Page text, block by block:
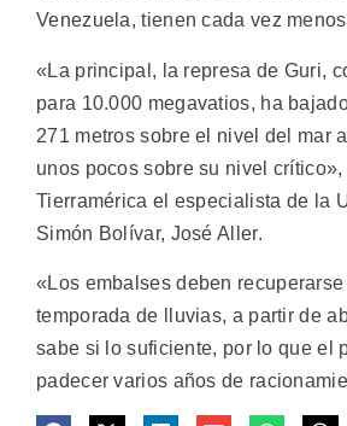
Venezuela, tienen cada vez
«La principal, la represa de Guri,
para 10.000 megavatios, ha
271 metros sobre el nivel del mar
unos pocos sobre su nivel crítico»,
Tierramérica el especialista de la
Simón Bolívar, José Aller.
«Los embalses deben
temporada de lluvias, a partir de
sabe si lo suficiente, por lo que el
padecer varios años de